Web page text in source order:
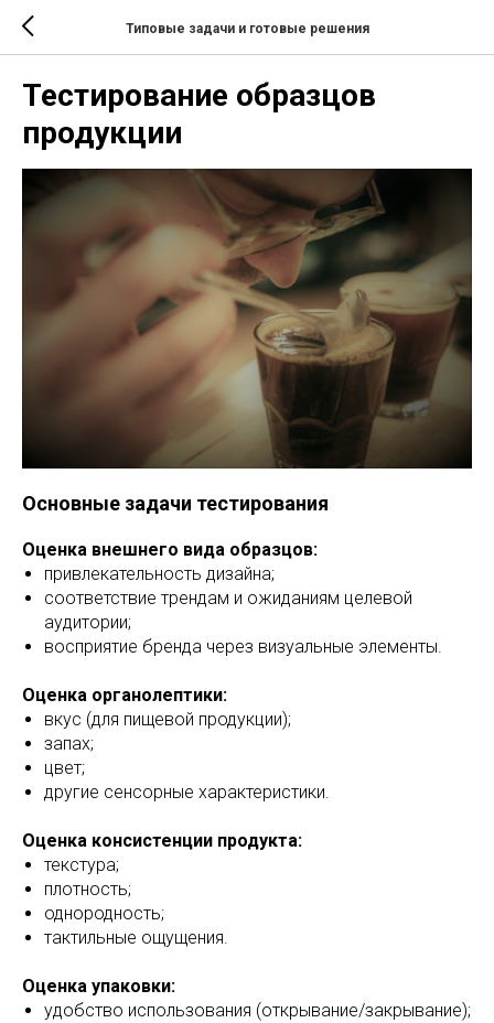
Типовые задачи и готовые решения
Тестирование образцов
продукции
Основные задачи тестирования
Оценка внешнего вида образцов:
привлекательность дизайна;
соответствие трендам и ожиданиям целевой
аудитории;
восприятие бренда через визуальные элементы.
Оценка органолептики:
вкус (для пищевой продукции);
запах;
цвет;
другие сенсорные характеристики.
Оценка консистенции продукта:
текстура;
плотность;
однородность;
тактильные ощущения.
Оценка упаковки:
удобство использования (открывание/закрывание);